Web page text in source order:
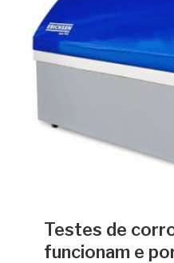
Testes de
funcionam e